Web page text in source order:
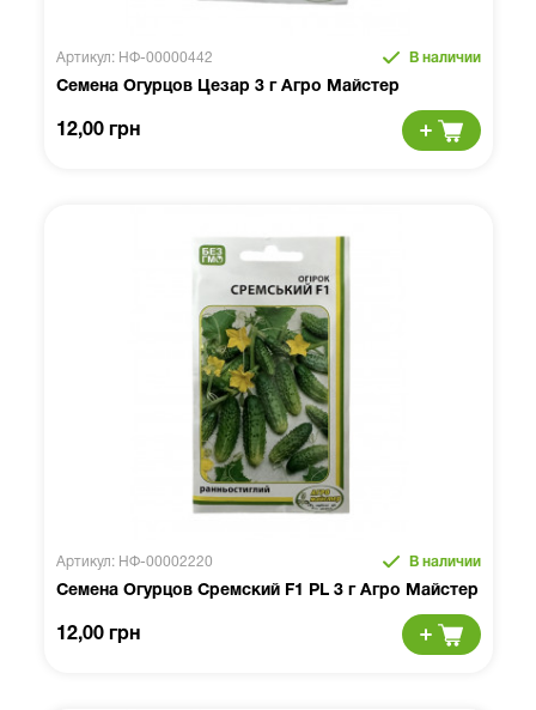
Артикул: НФ-00000442 В наличии
Семена Огурцов Цезар 3 г Агро Майстер
12,00 грн
Артикул: НФ-00002220 В наличии
Семена Огурцов Сремский F1 PL 3 г Агро Майстер
12,00 грн